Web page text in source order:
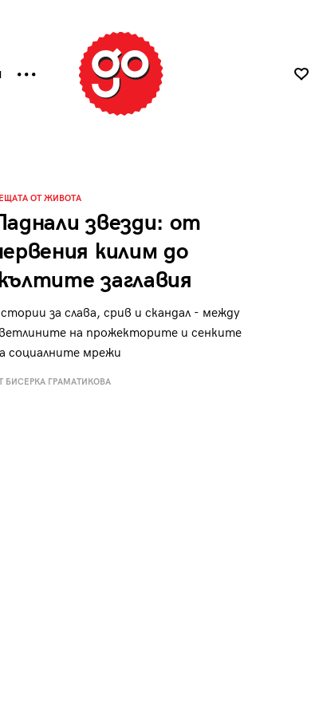
ОТ ЖИВОТА
звезди: от
килим до
заглавия
за слава, срив и скандал - между
на прожекторите и сенките
социалните мрежи
БИСЕРКА ГРАМАТИКОВАTender is the Wine – Какво